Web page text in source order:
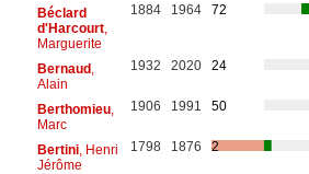
Béclard
d'Harcourt,
Marguerite
1884 1964 72
Bernaud,
Alain
1932 2020 24
Berthomieu,
Marc
1906 1991 50
Bertini, Henri
Jérôme
1798 1876 2